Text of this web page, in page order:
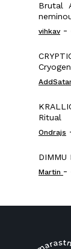
Brutal
vihkav-
Ritual
Ondrajs
DIMMU
Martin -